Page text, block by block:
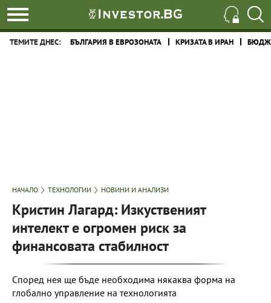
ТЕМИТЕ ДНЕС: БЪЛГАРИЯ В ЕВРОЗОНАТА КРИЗАТА В ИРАН
НАЧАЛО ТЕХНОЛОГИИ НОВИНИ И АНАЛИЗИ
Кристин Лагард: Изкуственият
интелект е огромен риск за
финансовата стабилност
Според нея ще бъде необходима някаква форма на
глобално управление на технологията